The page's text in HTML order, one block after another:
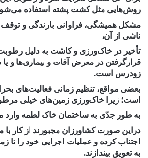
روش‌هایی مثل کشت پشته‎ ‎استفاده می‌شود.
مشکل همیشگی، ‏فراوانی بارندگی و توقف
ناشی از آن،
تأخیر در خاک‌ورزی و کاشت به دلیل
قرارگرفتن در معرض آفات و بیماری‌ها و یا
زودرس است.
بعضی مواقع، تنظیم زمانی ‏فعالیت‌های
است؛ زیرا خاک‌ورزی زمین‌های خیلی
به طور جدّی به ساختمان ‏خاک لطمه وارد
دراین صورت کشاورزان مجبورند از کار
اجتناب کرده و عملیات ‏اجرایی خود را
به تعویق بیندازند.